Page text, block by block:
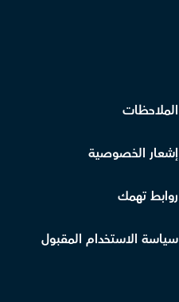
الملاحظات
إشعار الخصوصية
روابط تهمك
سياسة الاستخدام المقبول